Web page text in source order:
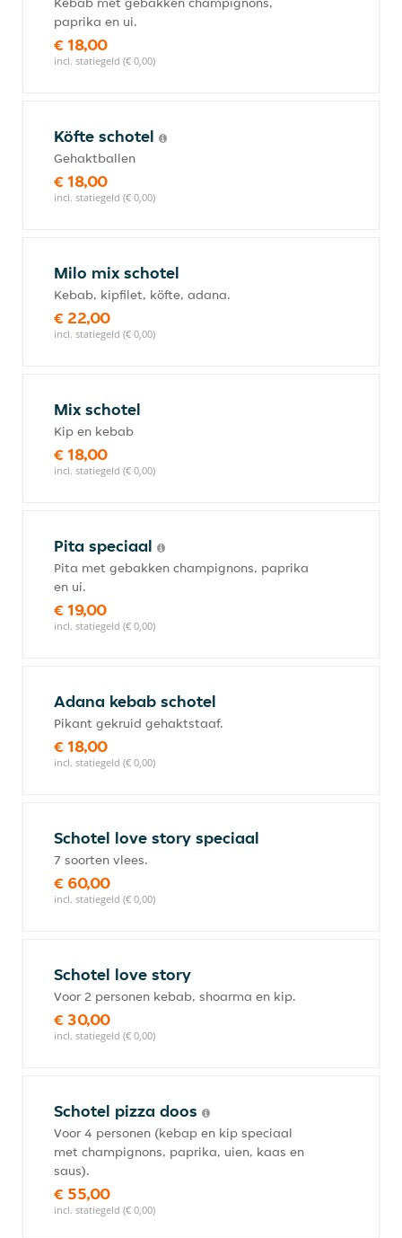
paprika en ui.
€ 18,00
incl. statiegeld (€ 0,00)
Köfte schotel
Gehaktballen
€ 18,00
incl. statiegeld (€ 0,00)
Milo mix schotel
Kebab, kipfilet, köfte, adana.
€ 22,00
incl. statiegeld (€ 0,00)
Mix schotel
Kip en kebab
€ 18,00
incl. statiegeld (€ 0,00)
Pita speciaal
Pita met gebakken champignons, paprika
en ui.
€ 19,00
incl. statiegeld (€ 0,00)
Adana kebab schotel
Pikant gekruid gehaktstaaf.
€ 18,00
incl. statiegeld (€ 0,00)
Schotel love story speciaal
7 soorten vlees.
€ 60,00
incl. statiegeld (€ 0,00)
Schotel love story
Voor 2 personen kebab, shoarma en kip.
€ 30,00
incl. statiegeld (€ 0,00)
Schotel pizza doos
Voor 4 personen (kebap en kip speciaal
met champignons, paprika, uien, kaas en
saus).
€ 55,00
incl. statiegeld (€ 0,00)